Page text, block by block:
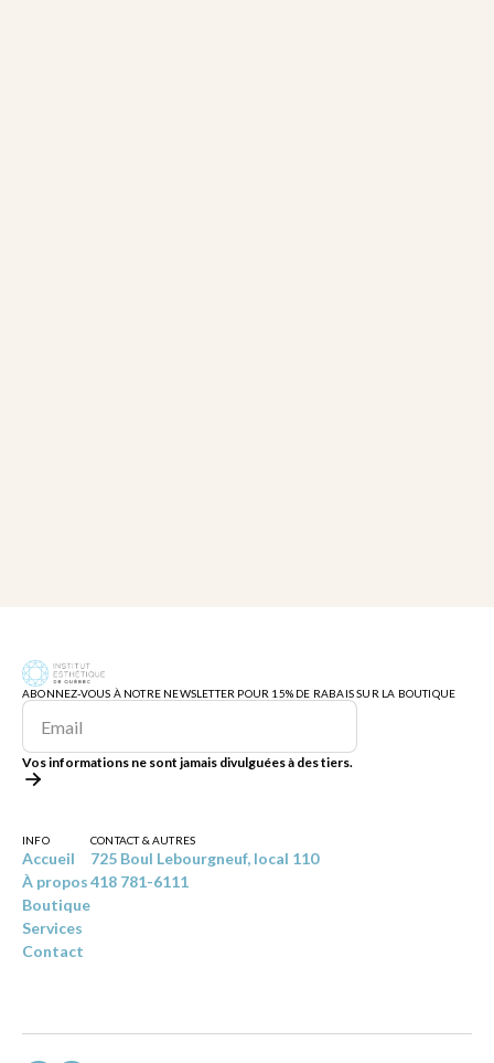
ABONNEZ-VOUS À NOTRE NEWSLETTER POUR 15% DE RABAIS SUR LA BOUTIQUE
Vos informations ne sont jamais divulguées à des tiers.
INFO
Accueil
À propos
Boutique
Services
Contact
CONTACT & AUTRES
725 Boul Lebourgneuf, local 110
418 781-6111